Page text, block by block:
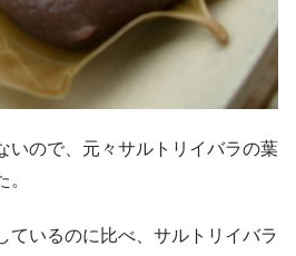
いので、元々サルトリイバラの葉
ているのに比べ、サルトリイバラ